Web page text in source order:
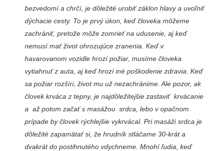
bezvedomí a chrčí, je dôležité urobiť záklon hlavy a uvoľniť
dýchacie cesty. To je prvý úkon, keď človeka môžeme
zachrániť, pretože môže zomrieť na udusenie, aj keď
nemusí mať život ohrozujúce zranenia. Keď v
havarovanom vozidle hrozí požiar, musíme človeka
vytiahnuť z auta, aj keď hrozí iné poškodenie zdravia. Keď
sa požiar rozšíri, život mu už nezachránime. Ale pozor, ak
človek krváca z tepny, je najdôležitejšie zastaviť krvácanie
a až potom začať s masážou srdca, lebo v opačnom
prípade by človek rýchlejšie vykrvácal. Pri masáži srdca je
dôležité zapamätať si, že hrudník stláčame 30-krát a
dvakrát do postihnutého vdychneme. Mnohí ľudia, keď